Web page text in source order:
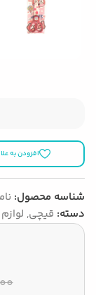
افزودن به
شناسه محصول:
دسته: قیچی,